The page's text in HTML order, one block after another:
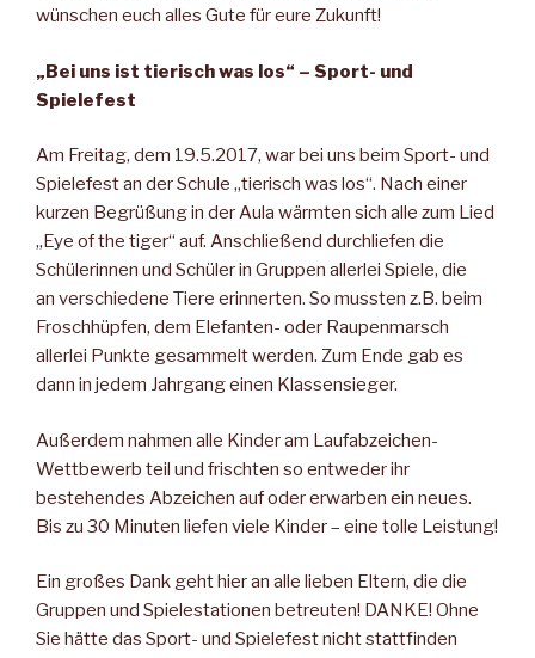
wünschen euch alles Gute für eure Zukunft!
„Bei uns ist tierisch was los“ – Sport- und
Spielefest
Am Freitag, dem 19.5.2017, war bei uns beim Sport- und
Spielefest an der Schule „tierisch was los“. Nach einer
kurzen Begrüßung in der Aula wärmten sich alle zum Lied
„Eye of the tiger“ auf. Anschließend durchliefen die
Schülerinnen und Schüler in Gruppen allerlei Spiele, die
an verschiedene Tiere erinnerten. So mussten z.B. beim
Froschhüpfen, dem Elefanten- oder Raupenmarsch
allerlei Punkte gesammelt werden. Zum Ende gab es
dann in jedem Jahrgang einen Klassensieger.
Außerdem nahmen alle Kinder am Laufabzeichen-
Wettbewerb teil und frischten so entweder ihr
bestehendes Abzeichen auf oder erwarben ein neues.
Bis zu 30 Minuten liefen viele Kinder – eine tolle Leistung!
Ein großes Dank geht hier an alle lieben Eltern, die die
Gruppen und Spielestationen betreuten! DANKE! Ohne
Sie hätte das Sport- und Spielefest nicht stattfinden